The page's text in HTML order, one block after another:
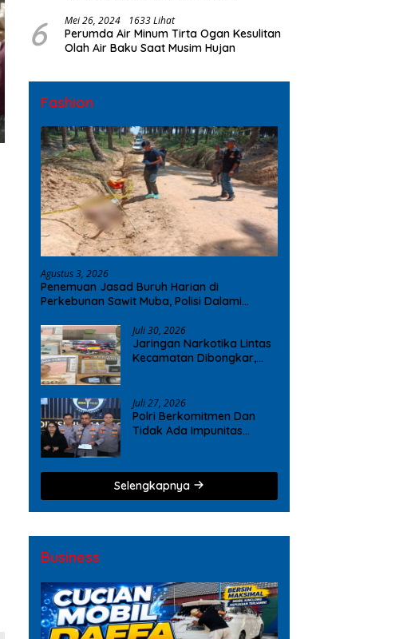
6 Mei 26, 2024 1633 Lihat
Perumda Air Minum Tirta Ogan Kesulitan
Olah Air Baku Saat Musim Hujan
Fashion
Agustus 3, 2026
Penemuan Jasad Buruh Harian di
Perkebunan Sawit Muba, Polisi Dalami
Juli 30, 2026
Jaringan Narkotika Lintas
Kecamatan Dibongkar,
Juli 27, 2026
Polri Berkomitmen Dan
Tidak Ada Impunitas
Selengkapnya
Business